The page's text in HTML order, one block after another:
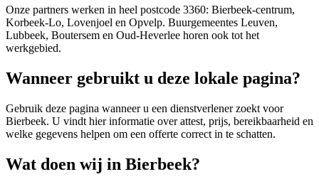
Onze partners werken in heel postcode 3360: Bierbeek-centrum,
Korbeek-Lo, Lovenjoel en Opvelp. Buurgemeentes Leuven,
Lubbeek, Boutersem en Oud-Heverlee horen ook tot het
werkgebied.
Wanneer gebruikt u deze lokale pagina?
Gebruik deze pagina wanneer u een dienstverlener zoekt voor
Bierbeek. U vindt hier informatie over attest, prijs, bereikbaarheid en
welke gegevens helpen om een offerte correct in te schatten.
Wat doen wij in Bierbeek?